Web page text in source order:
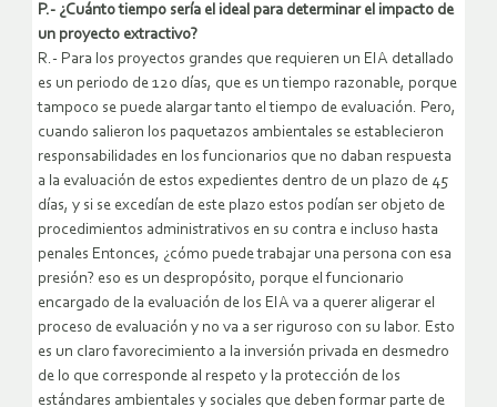
P.- ¿Cuánto tiempo sería el ideal para determinar el impacto de
un proyecto extractivo?
R.- Para los proyectos grandes que requieren un EIA detallado
es un periodo de 120 días, que es un tiempo razonable, porque
tampoco se puede alargar tanto el tiempo de evaluación. Pero,
cuando salieron los paquetazos ambientales se establecieron
responsabilidades en los funcionarios que no daban respuesta
a la evaluación de estos expedientes dentro de un plazo de 45
días, y si se excedían de este plazo estos podían ser objeto de
procedimientos administrativos en su contra e incluso hasta
penales Entonces, ¿cómo puede trabajar una persona con esa
presión? eso es un despropósito, porque el funcionario
encargado de la evaluación de los EIA va a querer aligerar el
proceso de evaluación y no va a ser riguroso con su labor. Esto
es un claro favorecimiento a la inversión privada en desmedro
de lo que corresponde al respeto y la protección de los
estándares ambientales y sociales que deben formar parte de